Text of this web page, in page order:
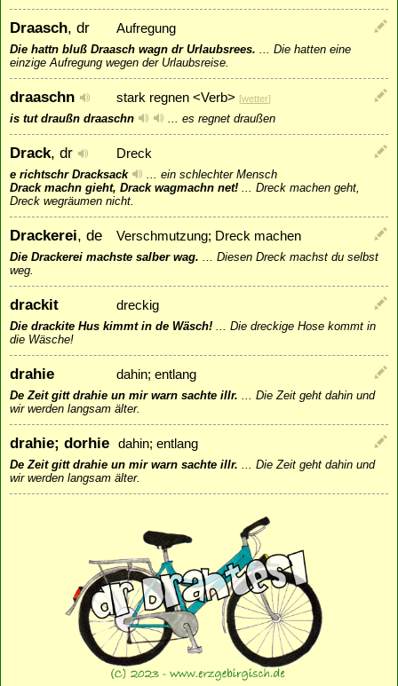
Draasch, dr Aufregung
Die hattn bluß Draasch wagn dr Urlaubsrees.
Die hatten eine
einzige Aufregung wegen der Urlaubsreise.
draaschn stark regnen <Verb> [wetter]
is tut draußn draaschn es regnet draußen
Drack, dr Dreck
e richtschr Dracksack
ein schlechter Mensch
Drack machn gieht, Drack wagmachn net!
Dreck machen geht,
Dreck wegräumen nicht.
Drackerei, de Verschmutzung; Dreck machen
Die Drackerei machste salber wag.
Diesen Dreck machst du selbst
weg.
drackit dreckig
Die drackite Hus kimmt in de Wäsch!
Die dreckige Hose kommt in
die Wäsche!
drahie dahin; entlang
De Zeit gitt drahie un mir warn sachte illr.
Die Zeit geht dahin und
wir werden langsam älter.
drahie; dorhie dahin; entlang
De Zeit gitt drahie un mir warn sachte illr.
Die Zeit geht dahin und
wir werden langsam älter.